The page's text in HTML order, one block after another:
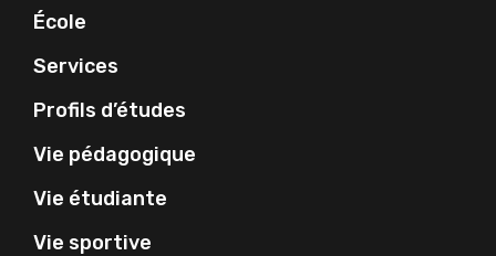
École
Services
Profils d’études
Vie pédagogique
Vie étudiante
Vie sportive